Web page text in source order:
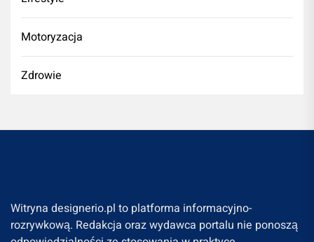
Motoryzacja
Zdrowie
Witryna designerio.pl to platforma informacyjno-
rozrywkową. Redakcja oraz wydawca portalu nie ponoszą